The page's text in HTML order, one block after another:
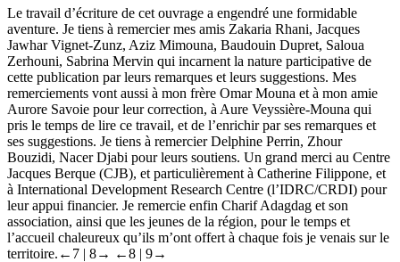
Le travail d’écriture de cet ouvrage a engendré une formidable
aventure. Je tiens à remercier mes amis Zakaria Rhani, Jacques
Jawhar Vignet-Zunz, Aziz Mimouna, Baudouin Dupret, Saloua
Zerhouni, Sabrina Mervin qui incarnent la nature participative de
cette publication par leurs remarques et leurs suggestions. Mes
remerciements vont aussi à mon frère Omar Mouna et à mon amie
Aurore Savoie pour leur correction, à Aure Veyssière-Mouna qui
pris le temps de lire ce travail, et de l’enrichir par ses remarques et
ses suggestions. Je tiens à remercier Delphine Perrin, Zhour
Bouzidi, Nacer Djabi pour leurs soutiens. Un grand merci au Centre
Jacques Berque (CJB), et particulièrement à Catherine Filippone, et
à International Development Research Centre (l’IDRC/CRDI) pour
leur appui financier. Je remercie enfin Charif Adagdag et son
association, ainsi que les jeunes de la région, pour le temps et
l’accueil chaleureux qu’ils m’ont offert à chaque fois je venais sur le
territoire. ←7 | 8→ ←8 | 9→